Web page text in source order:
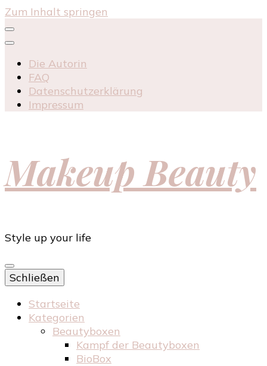
Zum Inhalt springen
Die Autorin
FAQ
Datenschutzerklärung
Impressum
Makeup Beauty
Style up your life
Schließen
Startseite
Kategorien
Beautyboxen
Kampf der Beautyboxen
BioBox